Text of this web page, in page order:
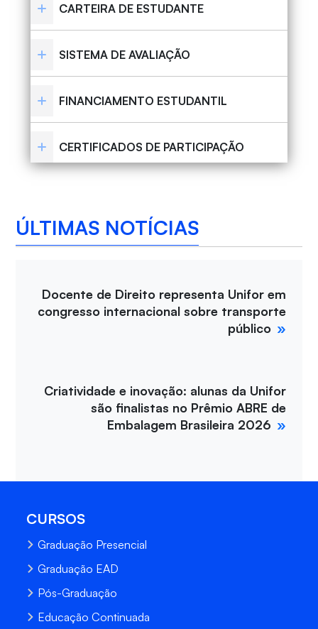
CARTEIRA DE ESTUDANTE
SISTEMA DE AVALIAÇÃO
FINANCIAMENTO ESTUDANTIL
CERTIFICADOS DE PARTICIPAÇÃO
ÚLTIMAS NOTÍCIAS
Docente de Direito representa Unifor em
congresso internacional sobre transporte
público
Criatividade e inovação: alunas da Unifor
são finalistas no Prêmio ABRE de
Embalagem Brasileira 2026
CURSOS
Graduação Presencial
Graduação EAD
Pós-Graduação
Educação Continuada